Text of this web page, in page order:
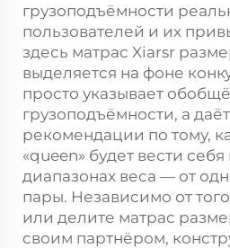
грузоподъёмности
пользователей и их
здесь матрас Xiarsr
выделяется на фоне
просто указывает
грузоподъёмности, а
рекомендации по тому,
«queen» будет вести
диапазонах веса — от
пары. Независимо от
или делите матрас
своим партнёром,